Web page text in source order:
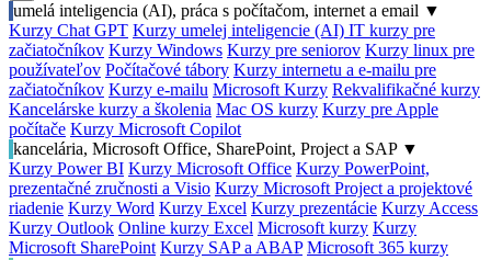
umelá inteligencia (AI), práca s počítačom, internet a email ▼
Kurzy Chat GPT Kurzy umelej inteligencie (AI) IT kurzy pre
začiatočníkov Kurzy Windows Kurzy pre seniorov Kurzy linux pre
používateľov Počítačové tábory Kurzy internetu a e-mailu pre
začiatočníkov Kurzy e-mailu Microsoft Kurzy Rekvalifikačné kurzy
Kancelárske kurzy a školenia Mac OS kurzy Kurzy pre Apple
počítače Kurzy Microsoft Copilot
kancelária, Microsoft Office, SharePoint, Project a SAP ▼
Kurzy Power BI Kurzy Microsoft Office Kurzy PowerPoint,
prezentačné zručnosti a Visio Kurzy Microsoft Project a projektové
riadenie Kurzy Word Kurzy Excel Kurzy prezentácie Kurzy Access
Kurzy Outlook Online kurzy Excel Microsoft kurzy Kurzy
Microsoft SharePoint Kurzy SAP a ABAP Microsoft 365 kurzy